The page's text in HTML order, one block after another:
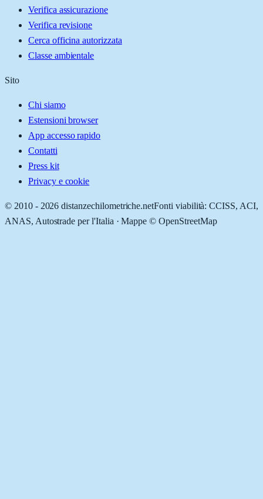
Verifica assicurazione
Verifica revisione
Cerca officina autorizzata
Classe ambientale
Sito
Chi siamo
Estensioni browser
App accesso rapido
Contatti
Press kit
Privacy e cookie
© 2010 - 2026 distanzechilometriche.netFonti viabilità: CCISS, ACI,
ANAS, Autostrade per l'Italia · Mappe © OpenStreetMap